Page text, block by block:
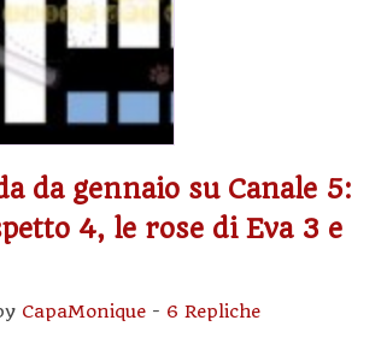
da gennaio su Canale 5:
4, le rose di Eva 3 e
CapaMonique - 6 Repliche